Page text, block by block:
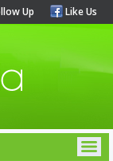
Up Like Us